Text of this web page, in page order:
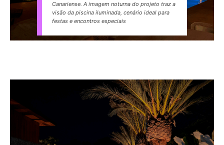
Canariense. A imagem noturna do projeto traz a
visão da piscina iluminada, cenário ideal para
festas e encontros especiais